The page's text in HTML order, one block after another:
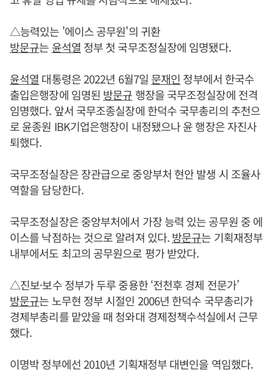
△능력있는 '에이스 공무원'의 귀환
방문규는 윤석열 정부 첫 국무조정실장에 임명됐다.
윤석열 대통령은 2022년 6월7일 문재인 정부에서 한국수
출입은행장에 임명된 방문규행장을 국무조정실장에 전격
임명했다. 앞서 국무조종실장에 한덕수 국무총리의 추천으
로 윤종원 IBK기업은행장이 내정됐으나 윤 행장은 자진사
퇴했다.
국무조정실장은 장관급으로 중앙부처 현안 발생 시 조율사
역할을 담당한다.
국무조정실장은 중앙부처에서 가장 능력 있는 공무원 중 에
이스를 낙점하는 것으로 알려져 있다.방문규는 기획재정부
내부에서도 최고의 공무원으로 평가 받았다.
△진보·보수 정부가 두루 중용한 ‘전천후 경제 전문가’
방문규는 노무현 정부 시절인 2006년 한덕수 국무총리가
경제부총리를 맡았을 때 청와대 경제정책수석실에서 근무
했다.
이명박 정부에선 2010년 기획재정부 대변인을 역임했다.